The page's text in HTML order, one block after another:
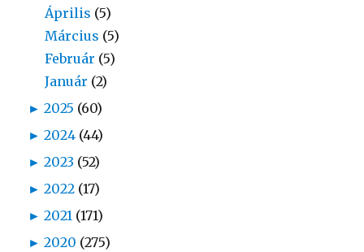
Április (5)
Március (5)
Február (5)
Január (2)
► 2025 (60)
► 2024 (44)
► 2023 (52)
► 2022 (17)
► 2021 (171)
► 2020 (275)